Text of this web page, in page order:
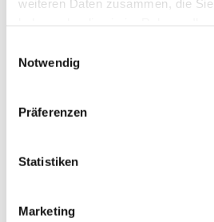
weiteren Daten zusammen, die
Notwendig
Präferenzen
Statistiken
Marketing